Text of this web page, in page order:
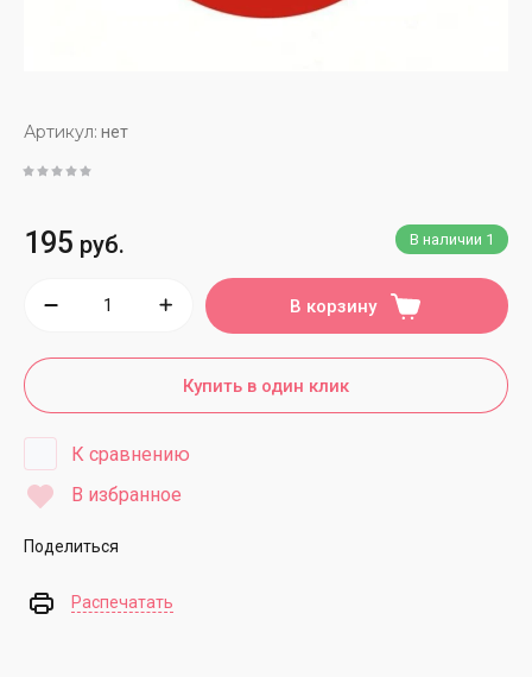
Артикул: нет
В наличии 1
195 руб.
В корзину
Купить в один клик
К сравнению
В избранное
Поделиться
Распечатать